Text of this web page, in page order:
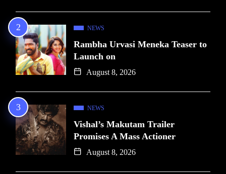
NEWS
Rambha Urvasi Meneka Teaser to
Launch on
August 8, 2026
NEWS
Vishal’s Makutam Trailer
Promises A Mass Actioner
August 8, 2026